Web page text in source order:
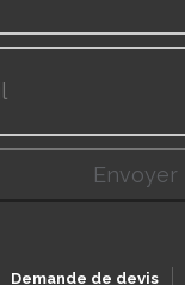
Demande de devis